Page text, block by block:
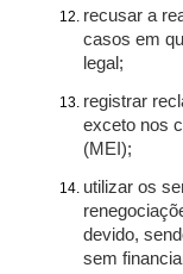
recusar a
casos em
legal;
registrar
exceto nos
(MEI);
utilizar os
devido,
sem